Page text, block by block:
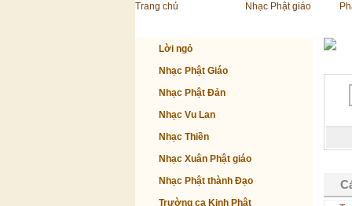
Trang chủ Nhạc Phật giáo
Lời ngỏ
Nhạc Phật Giáo
Nhạc Phật Đản
Nhạc Vu Lan
Nhạc Thiền
Nhạc Xuân Phật giáo
Nhạc Phật thành Đạo
Trường ca Kinh Phật